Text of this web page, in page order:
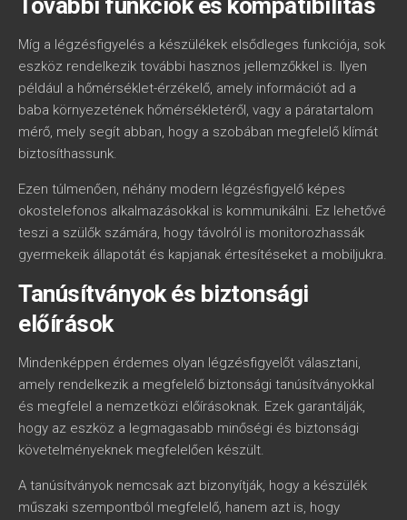
További funkciók és kompatibilitás
Míg a légzésfigyelés a készülékek elsődleges funkciója, sok
eszköz rendelkezik további hasznos jellemzőkkel is. Ilyen
például a hőmérséklet-érzékelő, amely információt ad a
baba környezetének hőmérsékletéről, vagy a páratartalom
mérő, mely segít abban, hogy a szobában megfelelő klímát
biztosíthassunk.
Ezen túlmenően, néhány modern légzésfigyelő képes
okostelefonos alkalmazásokkal is kommunikálni. Ez lehetővé
teszi a szülők számára, hogy távolról is monitorozhassák
gyermekeik állapotát és kapjanak értesítéseket a mobiljukra.
Tanúsítványok és biztonsági
előírások
Mindenképpen érdemes olyan légzésfigyelőt választani,
amely rendelkezik a megfelelő biztonsági tanúsítványokkal
és megfelel a nemzetközi előírásoknak. Ezek garantálják,
hogy az eszköz a legmagasabb minőségi és biztonsági
követelményeknek megfelelően készült.
A tanúsítványok nemcsak azt bizonyítják, hogy a készülék
műszaki szempontból megfelelő, hanem azt is, hogy